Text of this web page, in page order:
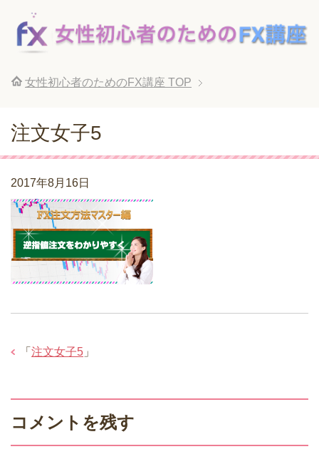
女性初心者のためのFX講座 TOP
注文女子5
2017年8月16日
「 注文女子5 」
コメントを残す